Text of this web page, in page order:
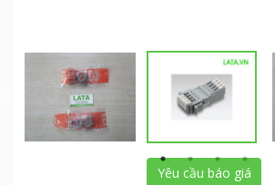
Yêu cầu báo giá